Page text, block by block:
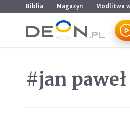
Przejdź do menu głównego
Przejdź do treści
Biblia Magazyn Modlitwa
#jan